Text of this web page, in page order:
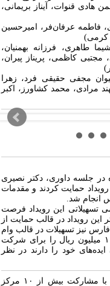
قنوات، آیناز بریمانی،
فاطمه عرفان‌فر، امیرحسین
فرزانه بهمنیان،
کاظمی، پریناز پیران،
مجفی حقیقی فرد، زهرا
مرادی، محمد کشاورز، اکبر
جلسه داوری، دکتر نصیری
۵ ایده برتر این رویداد حمایت کردند و مقدمات
انجام شد.
تسهیلاتی این رویداد فرصت
این رویداد در قالب حمایت از
نیز تسهیلات در قالب وام
الحسنه (بدون سود) به مبالغ ۵۰ و ۱۰۰ میلیون ریال را برای شرکت
خود را دارند در نظر
نخستین رویداد کارآفرینی هنر و بازار آرتاپ با مشارکت بیش از ۱۰ مرکز